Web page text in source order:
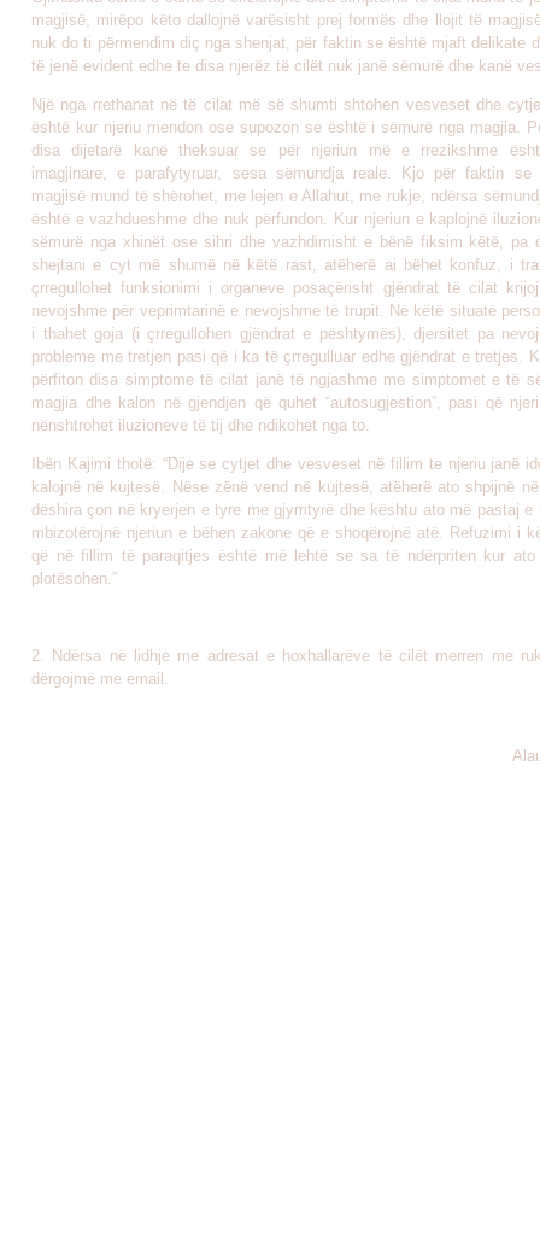
magjisë, mirëpo këto dallojnë varësisht prej formës dhe llojit të
nuk do ti përmendim diç nga shenjat, për faktin se është mjaft delikate
të jenë evident edhe te disa njerëz të cilët nuk janë sëmurë dhe kanë
Një nga rrethanat në të cilat më së shumti shtohen vesveset dhe
është kur njeriu mendon ose supozon se është i sëmurë nga magjia.
disa dijetarë kanë theksuar se për njeriun më e rrezikshme
imagjinare, e parafytyruar, sesa sëmundja reale. Kjo për faktin se
magjisë mund të shërohet, me lejen e Allahut, me rukje, ndërsa
është e vazhdueshme dhe nuk përfundon. Kur njeriun e kaplojnë
sëmurë nga xhinët ose sihri dhe vazhdimisht e bënë fiksim këtë, pa
shejtani e cyt më shumë në këtë rast, atëherë ai bëhet konfuz, i
çrregullohet funksionimi i organeve posaçërisht gjëndrat të cilat
nevojshme për veprimtarinë e nevojshme të trupit. Në këtë situatë
i thahet goja (i çrregullohen gjëndrat e pështymës), djersitet pa
probleme me tretjen pasi që i ka të çrregulluar edhe gjëndrat e tretjes.
përfiton disa simptome të cilat janë të ngjashme me simptomet e të
magjia dhe kalon në gjendjen që quhet “autosugjestion”, pasi që
nënshtrohet iluzioneve të tij dhe ndikohet nga to.
Ibën Kajimi thotë: “Dije se cytjet dhe vesveset në fillim te njeriu janë
kalojnë në kujtesë. Nëse zënë vend në kujtesë, atëherë ato shpijnë
dëshira çon në kryerjen e tyre me gjymtyrë dhe kështu ato më pastaj e
mbizotërojnë njeriun e bëhen zakone që e shoqërojnë atë. Refuzimi i
që në fillim të paraqitjes është më lehtë se sa të ndërpriten kur ato
plotësohen.”
2. Ndërsa në lidhje me adresat e hoxhallarëve të cilët merren me
dërgojmë me email.